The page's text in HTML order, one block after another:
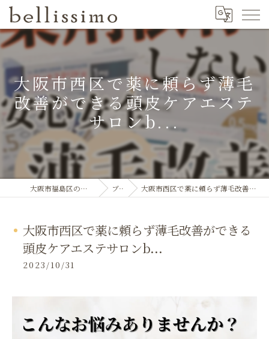
大阪市西区で薬に頼らず薄毛
改善ができる頭皮ケアエステ
サロンb...
大阪市福島区のエステならbellissimo ブログ 大阪市西区で薬に頼らず薄毛改善ができる頭皮ケアエステサロンb...
大阪市西区で薬に頼らず薄毛改善ができる
頭皮ケアエステサロンb...
2023/10/31